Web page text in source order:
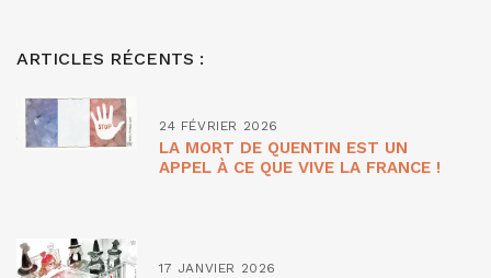
ARTICLES RÉCENTS :
24 FÉVRIER 2026
LA MORT DE QUENTIN EST UN
APPEL À CE QUE VIVE LA FRANCE !
17 JANVIER 2026